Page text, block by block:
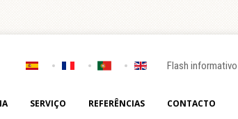
Flash informativo
SERVIÇO REFERÊNCIAS CONTACTO